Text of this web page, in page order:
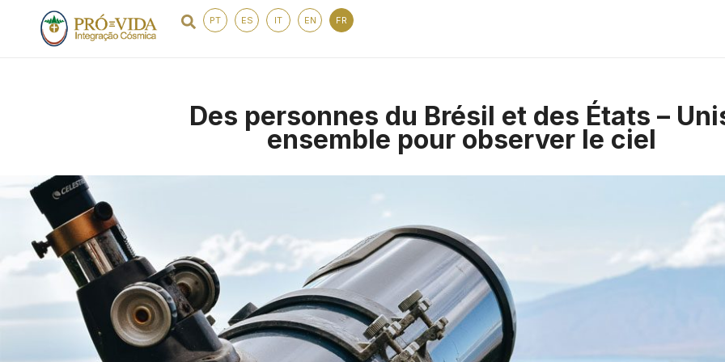
PT ES IT EN FR
Des personnes du Brésil et des États –
ensemble pour observer le ciel